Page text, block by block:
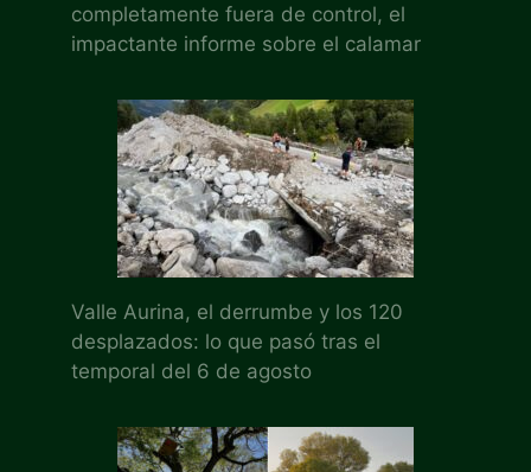
completamente fuera de control, el
impactante informe sobre el calamar
Valle Aurina, el derrumbe y los 120
desplazados: lo que pasó tras el
temporal del 6 de agosto